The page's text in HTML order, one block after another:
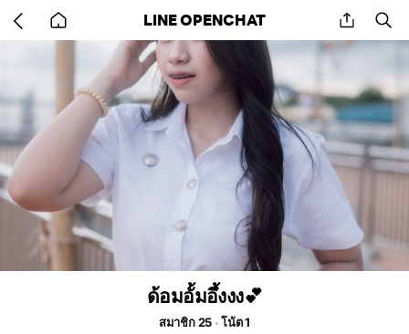
back
to
LINE OPENCHAT share
ด้อมอั้มอึ้งงง💕
สมาชิก 25 โน้ต 1